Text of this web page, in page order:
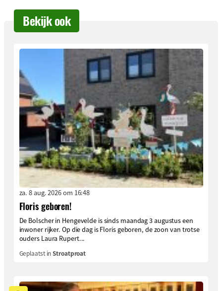
Bekijk ook
za. 8 aug. 2026 om 16:48
Floris geboren!
De Bolscher in Hengevelde is sinds maandag 3 augustus een
inwoner rijker. Op die dag is Floris geboren, de zoon van trotse
ouders Laura Rupert...
Geplaatst inStroatproat